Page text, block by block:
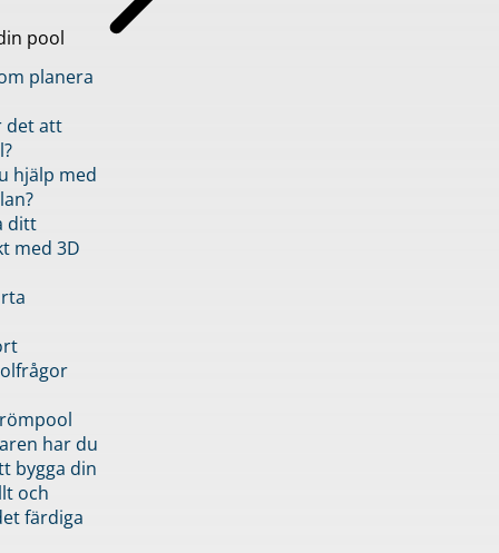
pool
planera
det att
hjälp med
ditt
med 3D
har du
bygga din
och
färdiga